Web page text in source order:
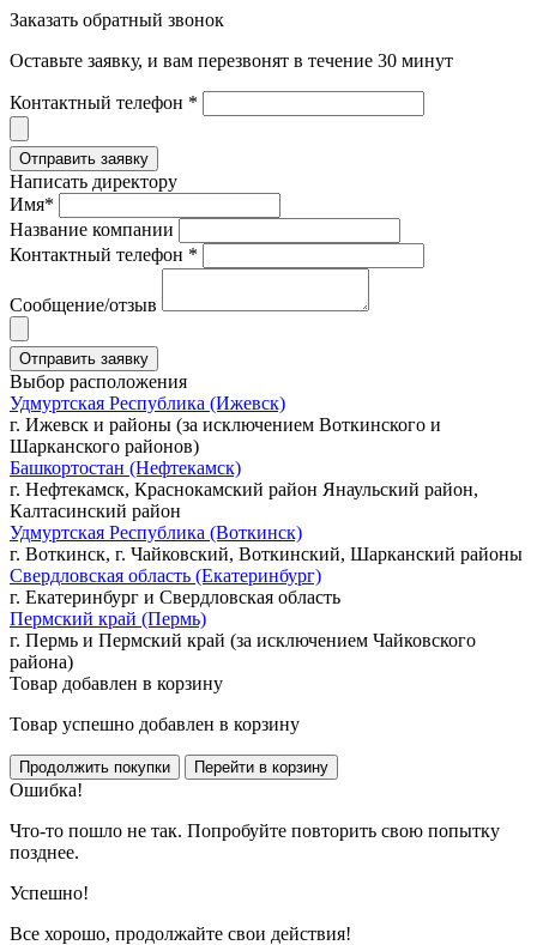
Заказать обратный звонок
Оставьте заявку, и вам перезвонят в течение 30 минут
Контактный телефон *
Написать директору
Имя*
Название компании
Контактный телефон *
Сообщение/отзыв
Выбор расположения
Удмуртская Республика (Ижевск)
г. Ижевск и районы (за исключением Воткинского и
Шарканского районов)
Башкортостан (Нефтекамск)
г. Нефтекамск, Краснокамский район Янаульский район,
Калтасинский район
Удмуртская Республика (Воткинск)
г. Воткинск, г. Чайковский, Воткинский, Шарканский районы
Свердловская область (Екатеринбург)
г. Екатеринбург и Свердловская область
Пермский край (Пермь)
г. Пермь и Пермский край (за исключением Чайковского
района)
Товар добавлен в корзину
Товар успешно добавлен в корзину
Ошибка!
Что-то пошло не так. Попробуйте повторить свою попытку
позднее.
Успешно!
Все хорошо, продолжайте свои действия!